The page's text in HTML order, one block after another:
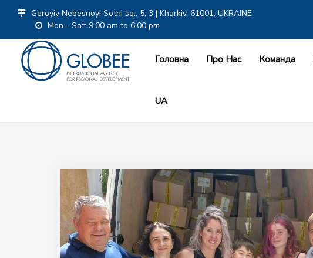
Geroyiv Nebesnoyi Sotni sq., 5, 3 | Kharkiv, 61001, UKRAINE
Mon - Sat: 9.00 am to 6.00 pm
Головна Про Нас Команда
UA